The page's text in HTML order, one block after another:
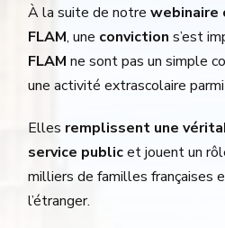
À la suite de notrewebinaire
FLAM, une convictions’est
FLAMne sont pas un simple
une activité extrascolaire parmi
Elles remplissent une
service publicet jouent un
milliers de familles françaises
l’étranger.